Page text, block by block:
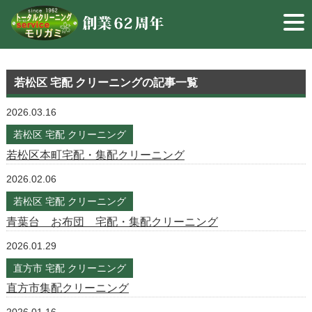
若松区 宅配 クリーニングの記事一覧
2026.03.16
若松区 宅配 クリーニング
若松区本町宅配・集配クリーニング
2026.02.06
若松区 宅配 クリーニング
青葉台 お布団 宅配・集配クリーニング
2026.01.29
直方市 宅配 クリーニング
直方市集配クリーニング